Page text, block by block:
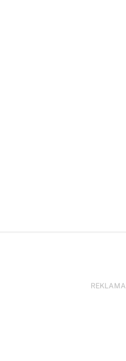
REKLAMA